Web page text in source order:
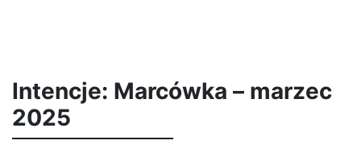
Intencje: Marcówka – marzec
2025